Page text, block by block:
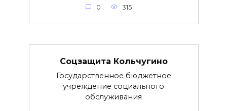
0 315
Соцзащита Кольчугино
Государственное бюджетное
учреждение социального
обслуживания